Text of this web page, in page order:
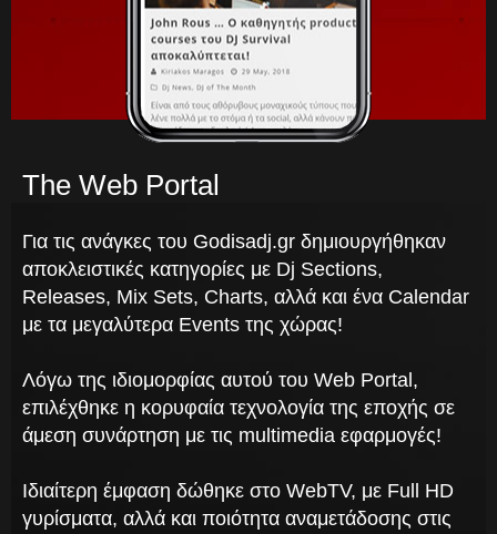
The Web Portal
Για τις ανάγκες του Godisadj.gr δημιουργήθηκαν
αποκλειστικές κατηγορίες με Dj Sections,
Releases, Mix Sets, Charts, αλλά και ένα Calendar
με τα μεγαλύτερα Events της χώρας!
Λόγω της ιδιομορφίας αυτού του Web Portal,
επιλέχθηκε η κορυφαία τεχνολογία της εποχής σε
άμεση συνάρτηση με τις multimedia εφαρμογές!
Ιδιαίτερη έμφαση δώθηκε στο WebTV, με Full HD
γυρίσματα, αλλά και ποιότητα αναμετάδοσης στις